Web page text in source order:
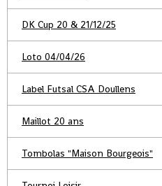
DK Cup 20 & 21/12/25
Loto 04/04/26
Label Futsal CSA Doullens
Maillot 20 ans
Tombolas "Maison Bourgeois"